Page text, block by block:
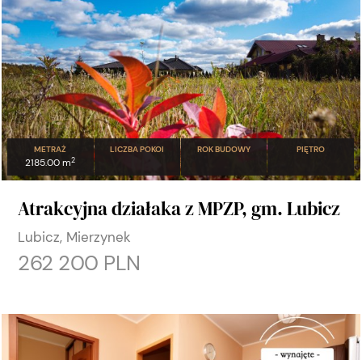
METRAŻ
2185.00 m2
LICZBA POKOI ROK BUDOWY PIĘTRO
Atrakcyjna działaka z MPZP, gm. Lubicz
Lubicz, Mierzynek
262 200 PLN